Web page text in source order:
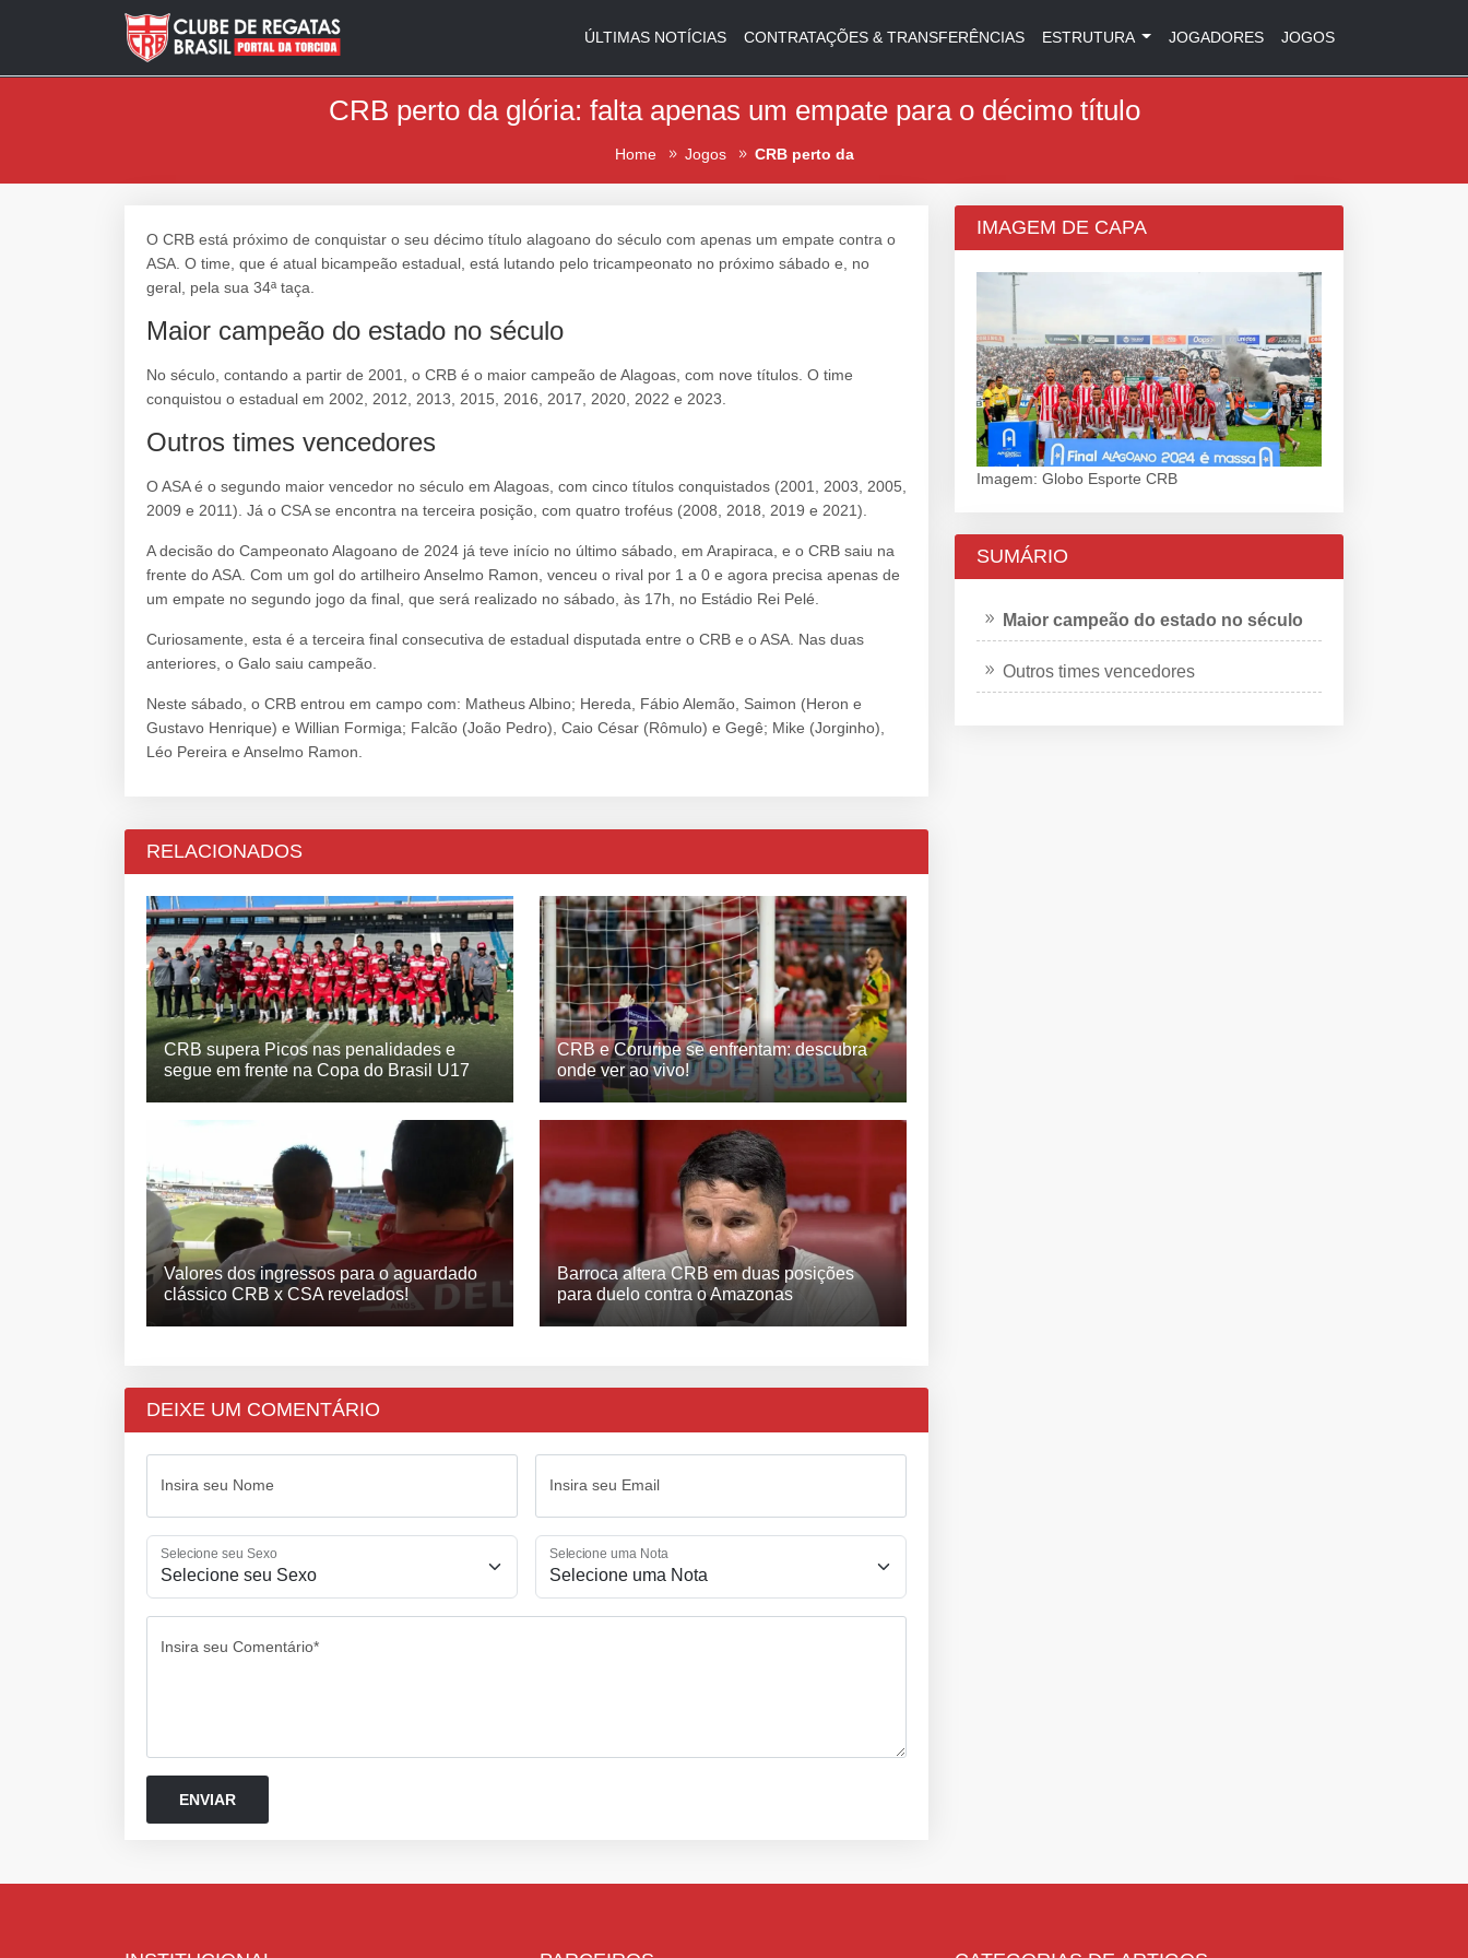
ÚLTIMAS NOTÍCIAS CONTRATAÇÕES & TRANSFERÊNCIAS ESTRUTURA JOGADORES JOGOS
CRB perto da glória: falta apenas um empate para o décimo título
Home Jogos CRB perto da
O CRB está próximo de conquistar o seu décimo título alagoano do século com apenas um empate contra o
ASA. O time, que é atual bicampeão estadual, está lutando pelo tricampeonato no próximo sábado e, no
geral, pela sua 34ª taça.
Maior campeão do estado no século
No século, contando a partir de 2001, o CRB é o maior campeão de Alagoas, com nove títulos. O time
conquistou o estadual em 2002, 2012, 2013, 2015, 2016, 2017, 2020, 2022 e 2023.
Outros times vencedores
O ASA é o segundo maior vencedor no século em Alagoas, com cinco títulos conquistados (2001, 2003, 2005,
2009 e 2011). Já o CSA se encontra na terceira posição, com quatro troféus (2008, 2018, 2019 e 2021).
A decisão do Campeonato Alagoano de 2024 já teve início no último sábado, em Arapiraca, e o CRB saiu na
frente do ASA. Com um gol do artilheiro Anselmo Ramon, venceu o rival por 1 a 0 e agora precisa apenas de
um empate no segundo jogo da final, que será realizado no sábado, às 17h, no Estádio Rei Pelé.
Curiosamente, esta é a terceira final consecutiva de estadual disputada entre o CRB e o ASA. Nas duas
anteriores, o Galo saiu campeão.
Neste sábado, o CRB entrou em campo com: Matheus Albino; Hereda, Fábio Alemão, Saimon (Heron e
Gustavo Henrique) e Willian Formiga; Falcão (João Pedro), Caio César (Rômulo) e Gegê; Mike (Jorginho),
Léo Pereira e Anselmo Ramon.
RELACIONADOS
CRB supera Picos nas penalidades e
segue em frente na Copa do Brasil U17
CRB e Coruripe se enfrentam: descubra
onde ver ao vivo!
Valores dos ingressos para o aguardado
clássico CRB x CSA revelados!
Barroca altera CRB em duas posições
para duelo contra o Amazonas
DEIXE UM COMENTÁRIO
Insira seu Nome Insira seu Email
Selecione seu Sexo Selecione uma Nota
Insira seu Comentário*
IMAGEM DE CAPA
Imagem: Globo Esporte CRB
SUMÁRIO
Maior campeão do estado no século
Outros times vencedores